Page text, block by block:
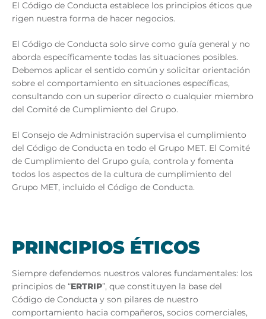
El Código de Conducta establece los principios éticos que
rigen nuestra forma de hacer negocios.
El Código de Conducta solo sirve como guía general y no
aborda específicamente todas las situaciones posibles.
Debemos aplicar el sentido común y solicitar orientación
sobre el comportamiento en situaciones específicas,
consultando con un superior directo o cualquier miembro
del Comité de Cumplimiento del Grupo.
El Consejo de Administración supervisa el cumplimiento
del Código de Conducta en todo el Grupo MET. El Comité
de Cumplimiento del Grupo guía, controla y fomenta
todos los aspectos de la cultura de cumplimiento del
Grupo MET, incluido el Código de Conducta.
PRIN­CI­PIOS ÉTI­COS
Siempre defendemos nuestros valores fundamentales: los
principios de “ERTRIP”, que constituyen la base del
Código de Conducta y son pilares de nuestro
comportamiento hacia compañeros, socios comerciales,